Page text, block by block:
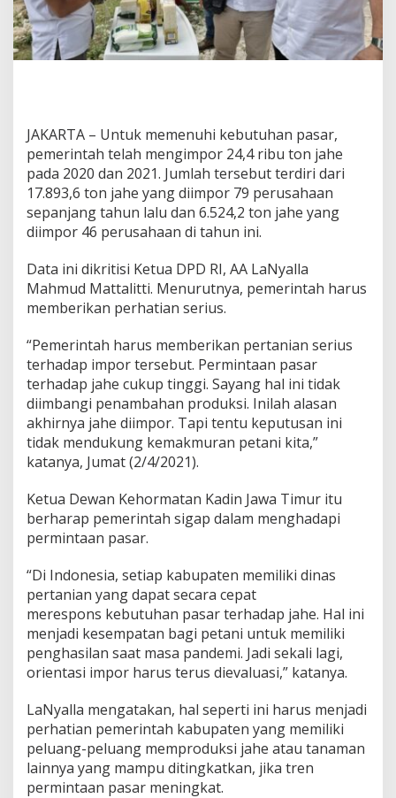
J
a
h
e
D
i
h
n
t
i
a
n
J
i
a
P
o
d
u
k
s
i
t
k
a
t
k
a
n
JAKARTA – Untuk memenuhi kebutuhan pasar,
pemerintah telah mengimpor 24,4 ribu ton jahe
pada 2020 dan 2021. Jumlah tersebut terdiri dari
17.893,6 ton jahe yang diimpor 79 perusahaan
sepanjang tahun lalu dan 6.524,2 ton jahe yang
diimpor 46 perusahaan di tahun ini.
Data ini dikritisi Ketua DPD RI, AA LaNyalla
Mahmud Mattalitti. Menurutnya, pemerintah harus
memberikan perhatian serius.
“Pemerintah harus memberikan pertanian serius
terhadap impor tersebut. Permintaan pasar
terhadap jahe cukup tinggi. Sayang hal ini tidak
diimbangi penambahan produksi. Inilah alasan
akhirnya jahe diimpor. Tapi tentu keputusan ini
tidak mendukung kemakmuran petani kita,”
katanya, Jumat (2/4/2021).
Ketua Dewan Kehormatan Kadin Jawa Timur itu
berharap pemerintah sigap dalam menghadapi
permintaan pasar.
“Di Indonesia, setiap kabupaten memiliki dinas
pertanian yang dapat secara cepat
merespons kebutuhan pasar terhadap jahe. Hal ini
menjadi kesempatan bagi petani untuk memiliki
penghasilan saat masa pandemi. Jadi sekali lagi,
orientasi impor harus terus dievaluasi,” katanya.
LaNyalla mengatakan, hal seperti ini harus menjadi
perhatian pemerintah kabupaten yang memiliki
peluang-peluang memproduksi jahe atau tanaman
lainnya yang mampu ditingkatkan, jika tren
permintaan pasar meningkat.